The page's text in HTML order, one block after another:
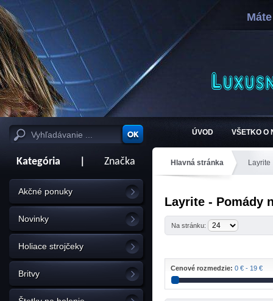
ÚVOD VŠETKO O
Kategória Značka
Akčné ponuky
Novinky
Holiace strojčeky
Britvy
Hlavná stránka Layrite
Layrite - Pomády
Na stránku:
Cenové rozmedzie: 0 € - 19 €